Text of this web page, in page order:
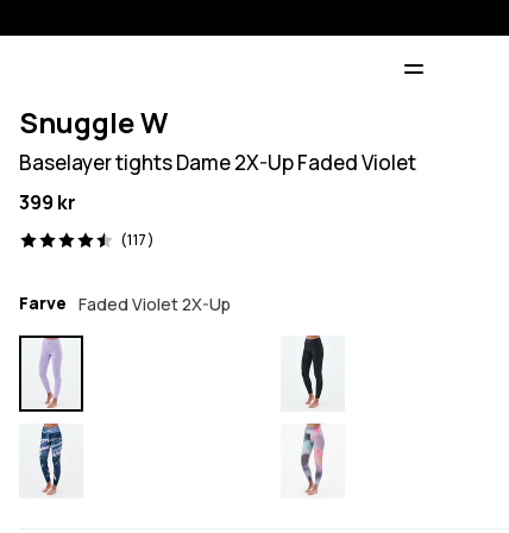
Snuggle W
Baselayer tights Dame 2X-Up Faded Violet
399 kr
(117)
117 anmeldelser, 4.5/5
Farve Faded Violet 2X-Up